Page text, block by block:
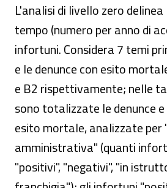
L'analisi di livello zero
tempo (numero per anno di
infortuni. Considera 7 temi
e le denunce con esito
e B2 rispettivamente; nelle
sono totalizzate le denunce e
esito mortale, analizzate per
amministrativa" (quanti
"positivi", "negativi", "in